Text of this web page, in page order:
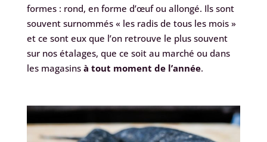
formes : rond, en forme d’œuf ou allongé. Ils sont
souvent surnommés « les radis de tous les mois »
et ce sont eux que l’on retrouve le plus souvent
sur nos étalages, que ce soit au marché ou dans
les magasins à tout moment de l’année.